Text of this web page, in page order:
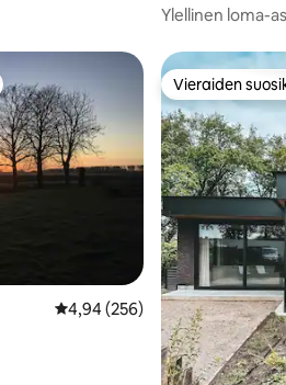
Ylellinen loma-
Keskimääräinen arvio 4,94/5,
4,94 (256)
Vieraiden
Vieraiden